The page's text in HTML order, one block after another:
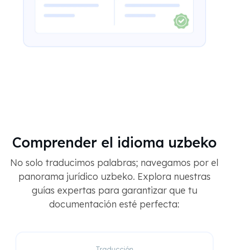
Comprender el idioma uzbeko
No solo traducimos palabras; navegamos por el
panorama jurídico uzbeko. Explora nuestras
guías expertas para garantizar que tu
documentación esté perfecta: